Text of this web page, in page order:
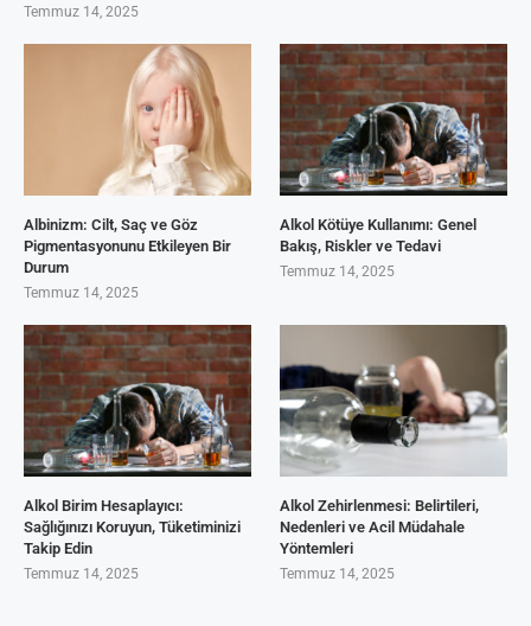
Temmuz 14, 2025
Albinizm: Cilt, Saç ve Göz
Pigmentasyonunu Etkileyen Bir
Durum
Temmuz 14, 2025
Alkol Kötüye Kullanımı: Genel
Bakış, Riskler ve Tedavi
Temmuz 14, 2025
Alkol Birim Hesaplayıcı:
Sağlığınızı Koruyun, Tüketiminizi
Takip Edin
Temmuz 14, 2025
Alkol Zehirlenmesi: Belirtileri,
Nedenleri ve Acil Müdahale
Yöntemleri
Temmuz 14, 2025